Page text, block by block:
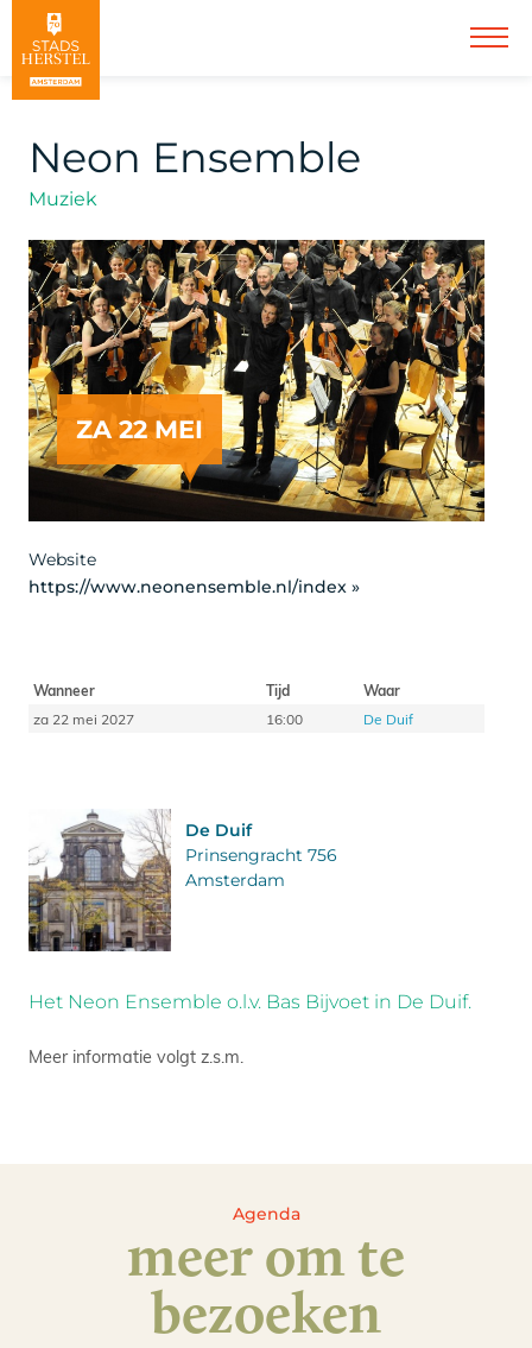
Neon Ensemble
Muziek
ZA 22 MEI
Website
https://www.neonensemble.nl/index »
Wanneer Tijd
Waar
za 22 mei 2027
16:00 De Duif
De Duif
Prinsengracht 756
Amsterdam
Het Neon Ensemble o.l.v. Bas Bijvoet in De Duif.
Meer informatie volgt z.s.m.
Agenda
meer om te
bezoeken